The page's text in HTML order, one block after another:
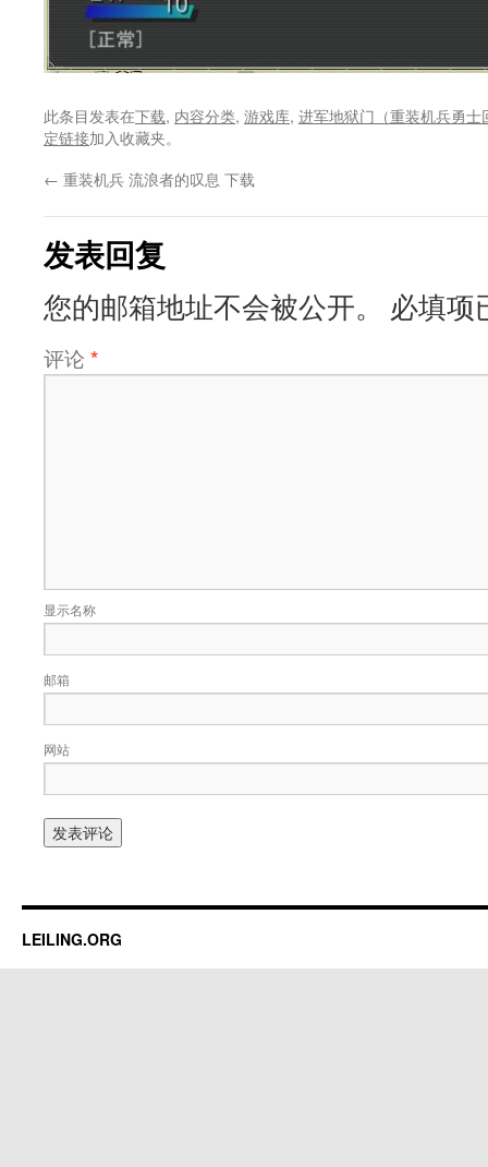
此条目发表在下载, 内容分类, 游戏库, 进军地狱门（重装机兵勇士
定链接加入收藏夹。
← 重装机兵 流浪者的叹息 下载
发表回复
您的邮箱地址不会被公开。 必填项
评论 *
显示名称
邮箱
网站
LEILING.ORG